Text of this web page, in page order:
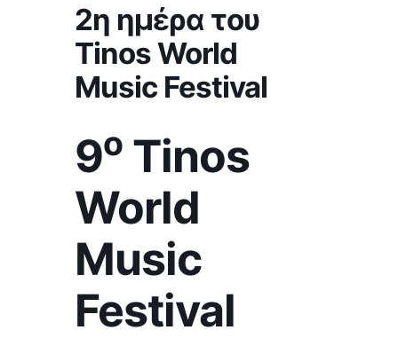
2η ημέρα του
Tinos World
Music Festival
9ο Tinos
World
Music
Festival